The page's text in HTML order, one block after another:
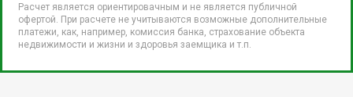
Расчет является ориентировачным и не является публичной
офертой. При расчете не учитываются возможные дополнительные
платежи, как, например, комиссия банка, страхование объекта
недвижимости и жизни и здоровья заемщика и т.п.